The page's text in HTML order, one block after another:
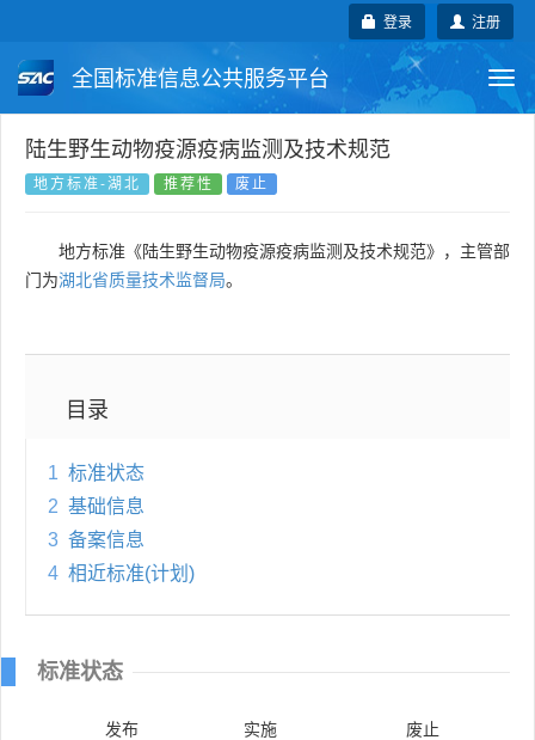
注册
登录
全国标准信息公共服务平台
国家标准 行业标准
国外标准 技术委员会
陆生野生动物疫源疫病监测及技术规范
地方标准-湖北 推荐性 废止
地方标准《陆生野生动物疫源疫病监测及技术规范》，主管部
门为湖北省质量技术监督局。
目录
1 标准状态
2 基础信息
3 备案信息
4 相近标准(计划)
标准状态
发布 实施 废止